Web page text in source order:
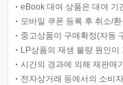
eBook 대여 상품은 대여 기
모바일 쿠폰 등록 후 취소/
중고상품이 구매확정(자동
LP상품의 재생 불량 원인
시간의 경과에 의해 재판매
전자상거래 등에서의 소비